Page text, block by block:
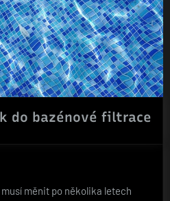
do bazénové filtrace
měnit po několika letech